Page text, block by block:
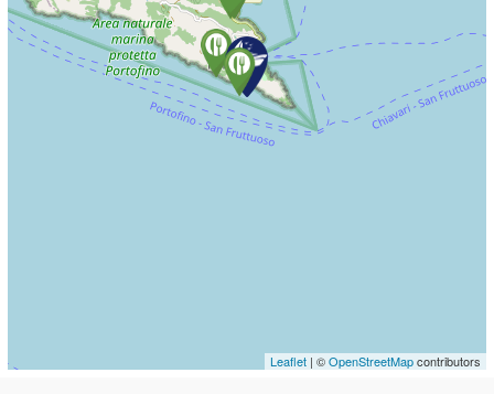
Leaflet | ©OpenStreetMapcontributors